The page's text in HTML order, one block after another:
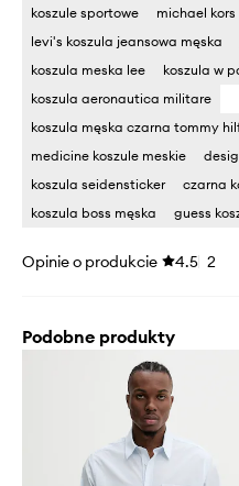
koszule sportowe michael kors
levi's koszula jeansowa męska
koszula meska lee
koszula w
koszula aeronautica militare
koszula męska czarna tommy
medicine koszule meskie
koszula seidensticker
czarna
koszula boss męska
guess
Opinie o produkcie 4.5 2
Podobne produkty